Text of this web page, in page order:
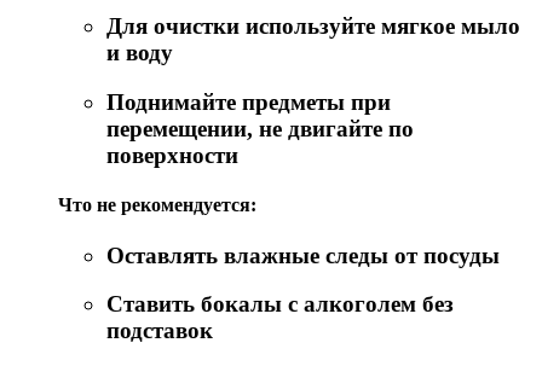
Для очистки используйте мягкое мыло
и воду
Поднимайте предметы при
перемещении, не двигайте по
поверхности
Что не рекомендуется:
Оставлять влажные следы от посуды
Ставить бокалы с алкоголем без
подставок